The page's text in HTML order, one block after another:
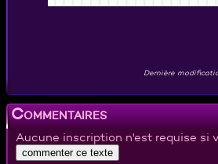
Dernière
Commentaires
Aucune inscription n'est requise si